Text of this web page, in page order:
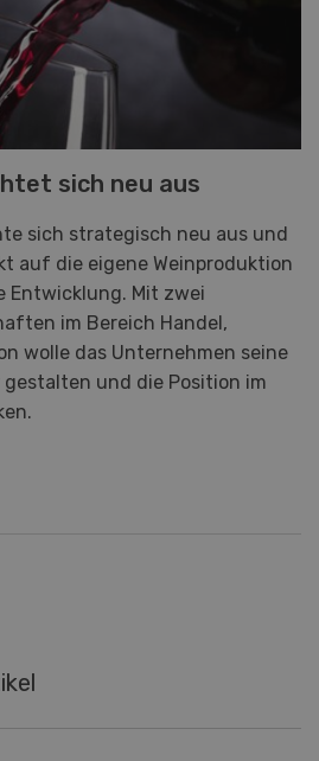
sich neu aus
sich strategisch neu aus und
auf die eigene Weinproduktion
Entwicklung. Mit zwei
im Bereich Handel,
wolle das Unternehmen seine
und die Position im